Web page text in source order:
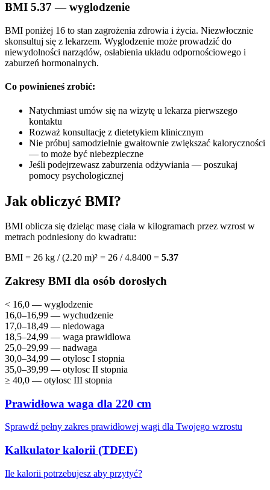
BMI 5.37 — wyglodzenie
BMI poniżej 16 to stan zagrożenia zdrowia i życia. Niezwłocznie
skonsultuj się z lekarzem. Wyglodzenie może prowadzić do
niewydolności narządów, osłabienia układu odpornościowego i
zaburzeń hormonalnych.
Co powinieneś zrobić:
Natychmiast umów się na wizytę u lekarza pierwszego
kontaktu
Rozważ konsultację z dietetykiem klinicznym
Nie próbuj samodzielnie gwałtownie zwiększać kaloryczności
— to może być niebezpieczne
Jeśli podejrzewasz zaburzenia odżywiania — poszukaj
pomocy psychologicznej
Jak obliczyć BMI?
BMI oblicza się dzieląc masę ciała w kilogramach przez wzrost w
metrach podniesiony do kwadratu:
BMI = 26 kg / (2.20 m)² = 26 / 4.8400 = 5.37
Zakresy BMI dla osób dorosłych
< 16,0 — wyglodzenie
16,0–16,99 — wychudzenie
17,0–18,49 — niedowaga
18,5–24,99 — waga prawidlowa
25,0–29,99 — nadwaga
30,0–34,99 — otylosc I stopnia
35,0–39,99 — otylosc II stopnia
≥ 40,0 — otylosc III stopnia
Prawidłowa waga dla 220 cm
Sprawdź pełny zakres prawidłowej wagi dla Twojego wzrostu
Kalkulator kalorii (TDEE)
Ile kalorii potrzebujesz aby przytyć?